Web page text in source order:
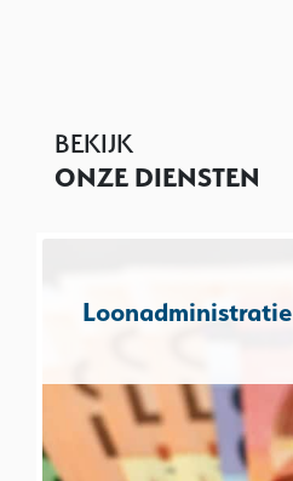
BEKIJK
ONZE DIENSTEN
Loonadministratie